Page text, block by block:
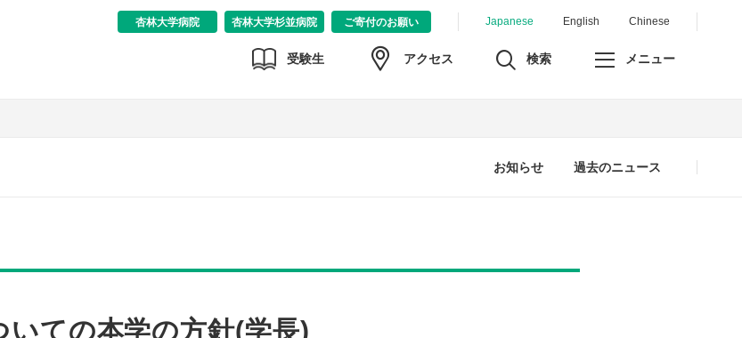
Japanese English Chinese
杏林大学病院 杏林大学杉並病院 ご寄付のお願い
受験生 アクセス 検索 メニュー
お知らせ 過去のニュース
いての本学の方針(学長)